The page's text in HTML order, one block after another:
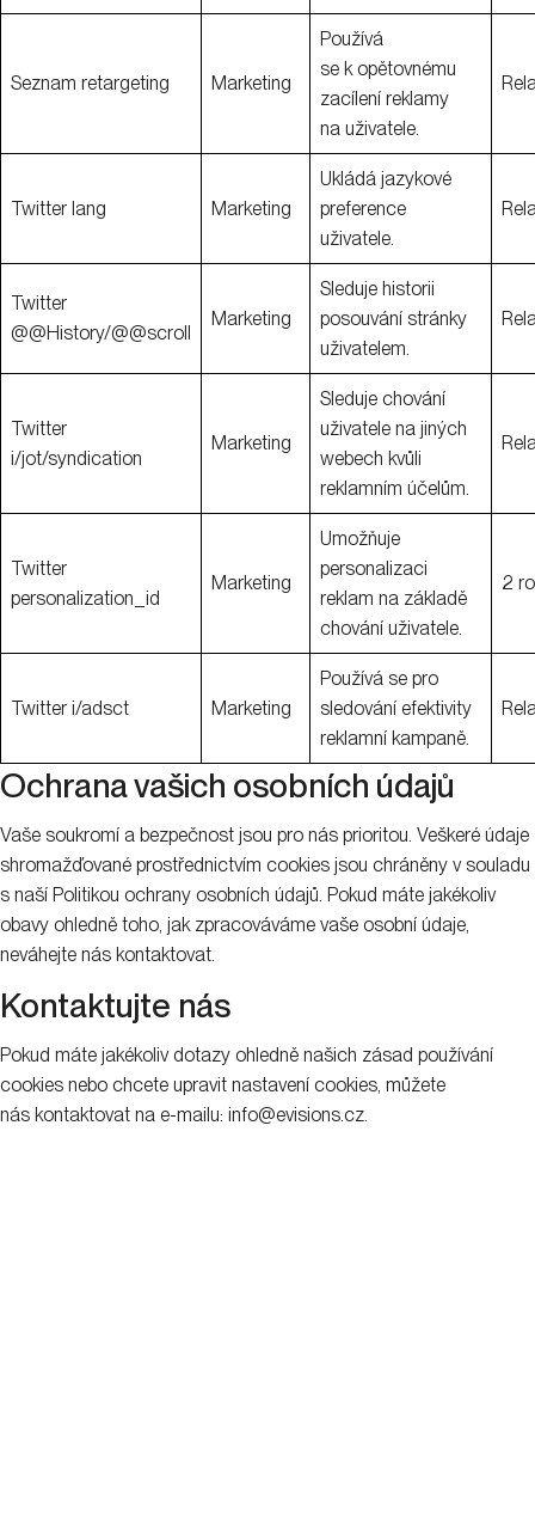
Seznam retargeting Marketing
Používá
se k opětovnému
zacílení reklamy
na uživatele.
Twitter lang Marketing
Ukládá jazykové
preference
uživatele.
Twitter
@@History/@@scroll
Marketing
Sleduje historii
posouvání stránky
uživatelem.
Twitter
i/jot/syndication
Marketing
Sleduje chování
uživatele na jiných
webech kvůli
reklamním účelům.
Twitter
personalization_id
Marketing
Umožňuje
personalizaci
reklam na základě
chování uživatele.
2
Twitter i/adsct Marketing
Používá se pro
sledování efektivity
reklamní kampaně.
Ochrana vašich osobních údajů
Vaše soukromí a bezpečnost jsou pro nás prioritou. Veškeré údaje
shromažďované prostřednictvím cookies jsou chráněny v souladu
s naší Politikou ochrany osobních údajů. Pokud máte jakékoliv
obavy ohledně toho, jak zpracováváme vaše osobní údaje,
neváhejte nás kontaktovat.
Kontaktujte nás
Pokud máte jakékoliv dotazy ohledně našich zásad používání
cookies nebo chcete upravit nastavení cookies, můžete
nás kontaktovat na e-mailu: info@evisions.cz.